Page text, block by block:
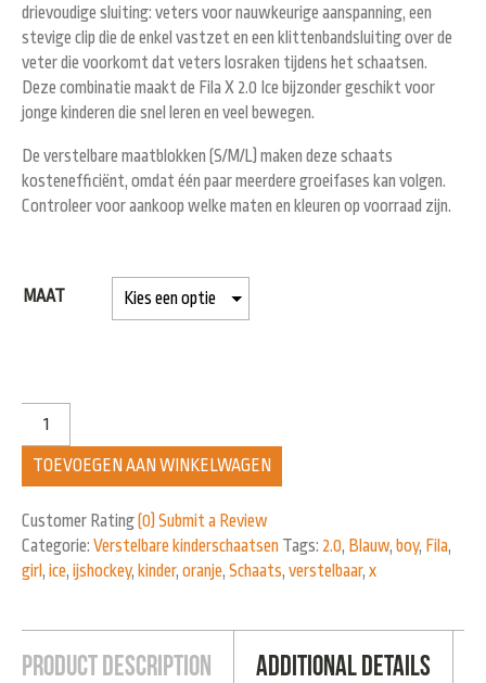
drievoudige sluiting: veters voor nauwkeurige aanspanning, een
stevige clip die de enkel vastzet en een klittenbandsluiting over de
veter die voorkomt dat veters losraken tijdens het schaatsen.
Deze combinatie maakt de Fila X 2.0 Ice bijzonder geschikt voor
jonge kinderen die snel leren en veel bewegen.
De verstelbare maatblokken (S/M/L) maken deze schaats
kostenefficiënt, omdat één paar meerdere groeifases kan volgen.
Controleer voor aankoop welke maten en kleuren op voorraad zijn.
MAAT
TOEVOEGEN AAN WINKELWAGEN
Customer Rating(0) Submit a Review
Categorie: Verstelbare kinderschaatsen Tags: 2.0, Blauw, boy, Fila,
girl, ice, ijshockey, kinder, oranje, Schaats, verstelbaar, x
Product Description Additional Details